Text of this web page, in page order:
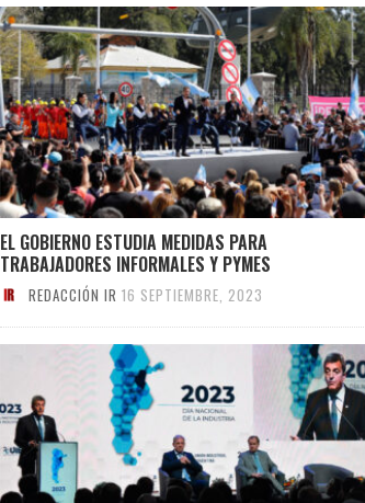
EL GOBIERNO ESTUDIA MEDIDAS PARA
TRABAJADORES INFORMALES Y PYMES
REDACCIÓN IR 16 SEPTIEMBRE, 2023